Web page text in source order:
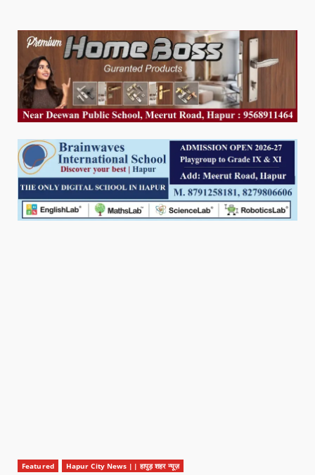
Featured Hapur City News || हापुड़ शहर न्यूज़